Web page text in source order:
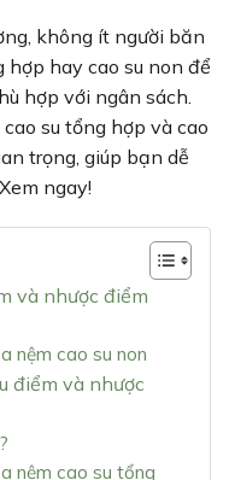
không ít người băn
hay cao su non để
hợp với ngân sách.
su tổng hợp và cao
trọng, giúp bạn dễ
ngay!
và nhược điểm
nệm cao su non
điểm và nhược
nệm cao su tổng